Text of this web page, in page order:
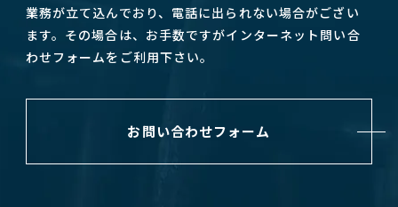
業務が立て込んでおり、電話に出られない場合がござい
ます。その場合は、お手数ですがインターネット問い合
わせフォームをご利用下さい。
お問い合わせフォーム